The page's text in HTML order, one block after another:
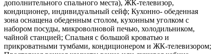
дополнительного спального места), ЖК-телевизор,
кондиционер, индивидуальный сейф; Кухонно- обеденная
зона оснащена обеденным столом, кухонным уголком с
набором посуды, микроволновой печью, холодильником,
чайной станцией; Спальня с большой кроватью и
прикроватными тумбами, кондиционером и ЖК-телевизором;